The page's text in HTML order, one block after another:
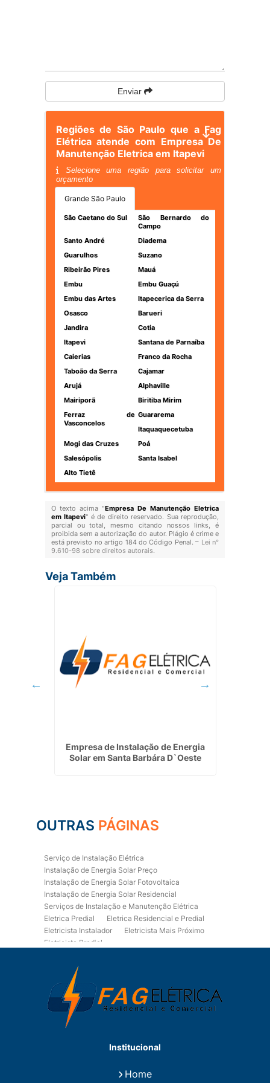
Enviar
Regiões de São Paulo que a Fag
Elétrica atende com Empresa De
Manutenção Eletrica em Itapevi
Selecione uma região para solicitar um
orçamento
Grande São Paulo
São Caetano do Sul
São Bernardo do
Campo
Santo André
Diadema
Guarulhos
Suzano
Ribeirão Pires
Mauá
Embu
Embu Guaçú
Embu das Artes
Itapecerica da Serra
Osasco
Barueri
Jandira
Cotia
Itapevi
Santana de Parnaíba
Caierias
Franco da Rocha
Taboão da Serra
Cajamar
Arujá
Alphaville
Mairiporã
Biritiba Mirim
Ferraz de
Vasconcelos
Guararema
Itaquaquecetuba
Mogi das Cruzes
Poá
Salesópolis
Santa Isabel
Alto Tietê
O texto acima "Empresa De Manutenção Eletrica
em Itapevi" é de direito reservado. Sua reprodução,
parcial ou total, mesmo citando nossos links, é
proibida sem a autorização do autor. Plágio é crime e
está previsto no artigo 184 do Código Penal. – Lei n°
9.610-98 sobre direitos autorais.
Veja Também
Empresa de Instalação de Energia
Solar em Santa Barbára D`Oeste
OUTRAS PÁGINAS
Serviço de Instalação Elétrica
Instalação de Energia Solar Preço
Instalação de Energia Solar Fotovoltaica
Instalação de Energia Solar Residencial
Serviços de Instalação e Manutenção Elétrica
Eletrica Predial
Eletrica Residencial e Predial
Eletricista Instalador
Eletricista Mais Próximo
Eletricista Predial
Eletricista Residencial
Eletricista Residencial E Predial
Eletricistas de Manutenção
Empresa de Instalações Elétricas
Empresa de Manutenção Eletrica
Empresa de Prestação de Serviços Eletricos
Fiação para Instalação Eletrica Residencial
Instalação de Energia Solar Residencial Preço
Institucional
Home